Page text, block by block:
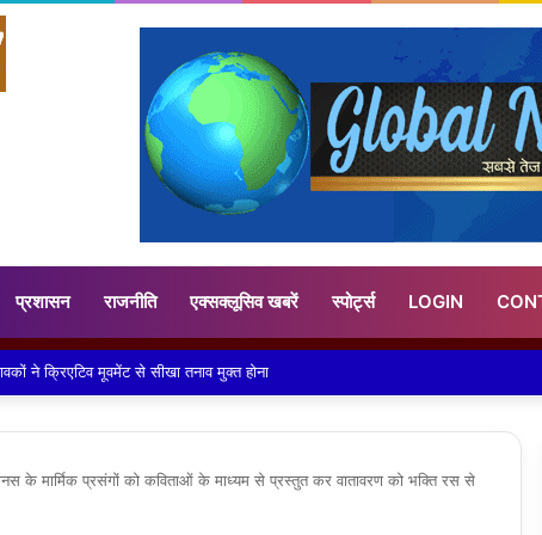
प्रशासन राजनीति एक्सक्लूसिव खबरें स्पोर्ट्स LOGIN
स्कूल में हुआ भव्य पदस्थापना समारोह 2026 का आयोजन
के मार्मिक प्रसंगों को कविताओं के माध्यम से प्रस्तुत कर वातावरण को भक्ति रस से